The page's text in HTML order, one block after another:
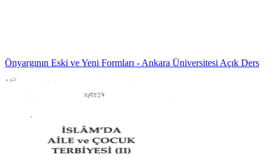
Önyargının Eski ve Yeni Formları - Ankara Üniversitesi Açık Ders